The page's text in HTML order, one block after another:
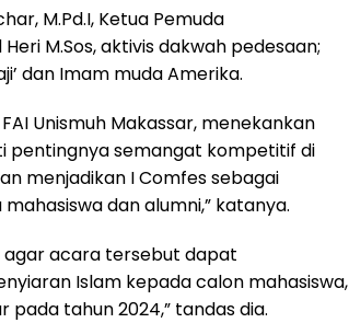
M.Pd.I, Ketua Pemuda
M.Sos, aktivis dakwah pedesaan;
dan Imam muda Amerika.
Unismuh Makassar, menekankan
pentingnya semangat kompetitif di
menjadikan I Comfes sebagai
dan alumni,” katanya.
agar acara tersebut dapat
Islam kepada calon mahasiswa,
tahun 2024,” tandas dia.